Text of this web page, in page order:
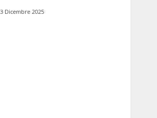
3 Dicembre 2025